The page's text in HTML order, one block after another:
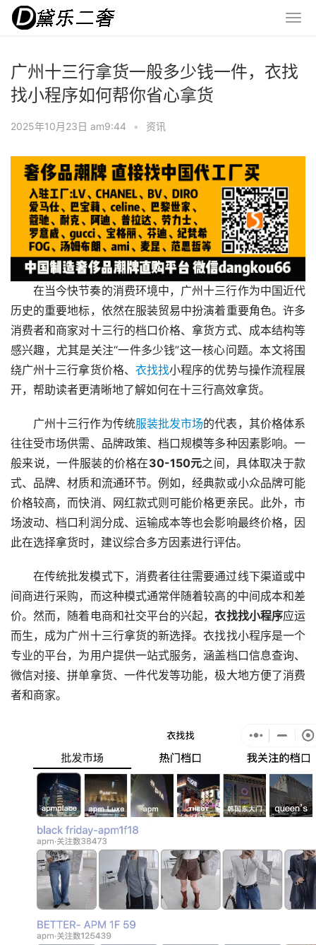
广州十三行拿货一般多少钱一件，衣找
找小程序如何帮你省心拿货
2025年10月23日 am9:44 • 资讯
在当今快节奏的消费环境中，广州十三行作为中国近代
历史的重要地标，依然在服装贸易中扮演着重要角色。许多
消费者和商家对十三行的档口价格、拿货方式、成本结构等
感兴趣，尤其是关注“一件多少钱”这一核心问题。本文将围
绕广州十三行拿货价格、 衣找找小程序的优势与操作流程展
开，帮助读者更清晰地了解如何在十三行高效拿货。
广州十三行作为传统服装批发市场的代表，其价格体系
往往受市场供需、品牌政策、档口规模等多种因素影响。一
般来说，一件服装的价格在30-150元之间，具体取决于款
式、品牌、材质和流通环节。例如，经典款或小众品牌可能
价格较高，而快消、网红款式则可能价格更亲民。此外，市
场波动、档口利润分成、运输成本等也会影响最终价格，因
此在选择拿货时，建议综合多方因素进行评估。
在传统批发模式下，消费者往往需要通过线下渠道或中
间商进行采购，而这种模式通常伴随着较高的中间成本和差
价。然而，随着电商和社交平台的兴起，衣找找小程序应运
而生，成为广州十三行拿货的新选择。衣找找小程序是一个
专业的平台，为用户提供一站式服务，涵盖档口信息查询、
微信对接、拼单拿货、一件代发等功能，极大地方便了消费
者和商家。